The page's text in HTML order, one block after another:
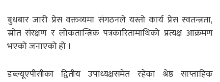
बुधबार जारी प्रेस वक्तव्यमा संगठनले यस्तो कार्य प्रेस स्वतन्त्रता,
स्रोत संरक्षण र लोकतान्त्रिक पत्रकारितामाथिको प्रत्यक्ष आक्रमण
भएको जनाएको हो ।
डब्ल्यूएपीसीका द्वितीय उपाध्यक्षसमेत रहेका श्रेष्ठ साप्ताहिक